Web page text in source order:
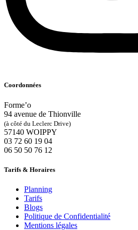
Coordonnées
Forme’o
94 avenue de Thionville
(à côté du Leclerc Drive)
57140 WOIPPY
‭03 72 60 19 04‬
06 50 50 76 12
Tarifs & Horaires
Planning
Tarifs
Blogs
Politique de Confidentialité
Mentions légales